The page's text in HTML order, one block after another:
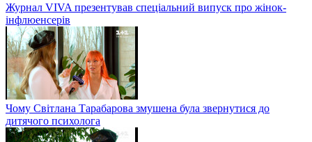
Журнал VIVA презентував спеціальний випуск про жінок-
інфлюенсерів
Чому Світлана Тарабарова змушена була звернутися до
дитячого психолога